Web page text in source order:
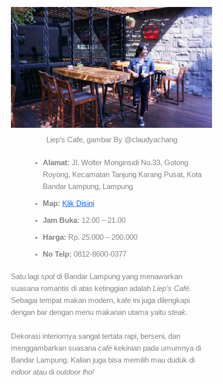
Liep’s Cafe, gambar By @claudyachang
Alamat: Jl. Wolter Monginsidi No.33, Gotong
Royong, Kecamatan Tanjung Karang Pusat, Kota
Bandar Lampung, Lampung
Map: Klik Disini
Jam Buka: 12.00 – 21.00
Harga: Rp. 25.000 – 200.000
No Telp: 0812-8600-0377
Satu lagispotdi Bandar Lampung yang menawarkan
suasana romantis di atas ketinggian adalahLiep’s Café.
Sebagai tempat makan modern, kafe ini juga dilengkapi
dengan bar dengan menu makanan utama yaitusteak.
Dekorasi interiornya sangat tertata rapi, berseni, dan
menggambarkan suasanacafé kekinian pada umumnya di
Bandar Lampung. Kalian juga bisa memilih mau duduk di
indooratau dioutdoor lho!